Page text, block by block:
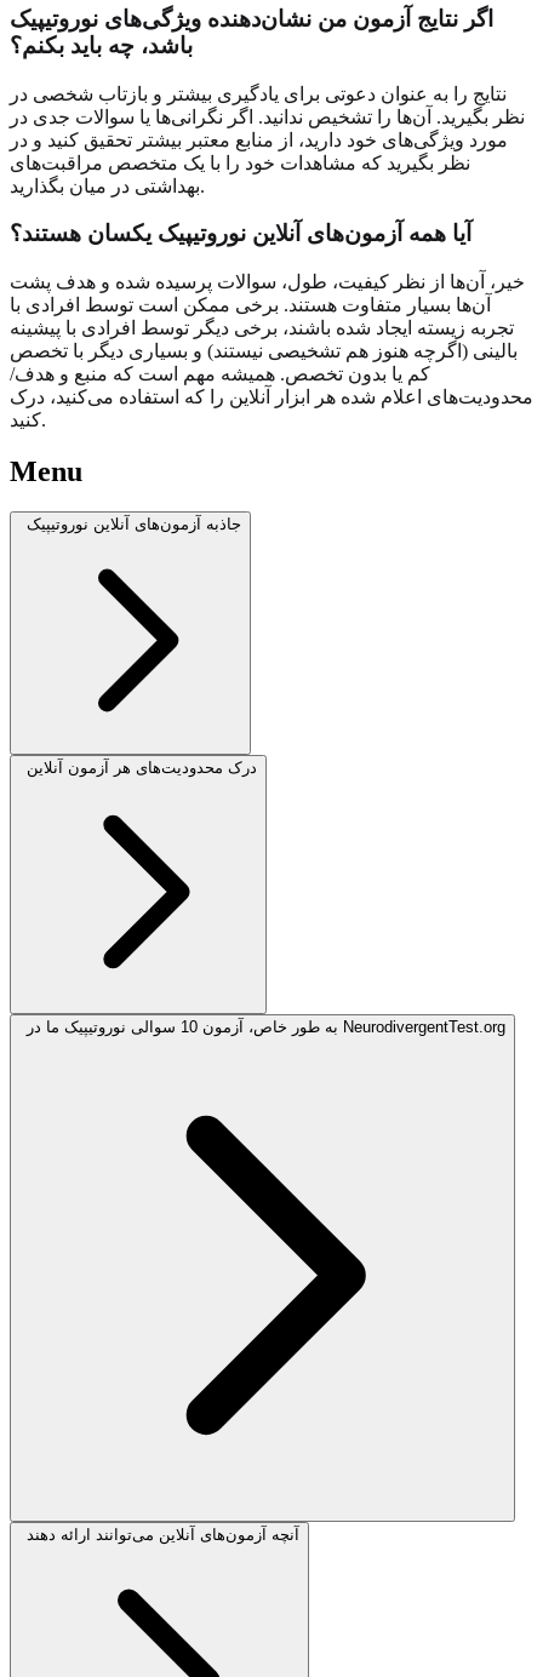
اگر نتایج آزمون من نشان‌دهنده ویژگی‌های نوروتیپیک
باشد، چه باید بکنم؟
نتایج را به عنوان دعوتی برای یادگیری بیشتر و بازتاب شخصی در
نظر بگیرید. آن‌ها را تشخیص ندانید. اگر نگرانی‌ها یا سوالات جدی در
مورد ویژگی‌های خود دارید، از منابع معتبر بیشتر تحقیق کنید و در
نظر بگیرید که مشاهدات خود را با یک متخصص مراقبت‌های
بهداشتی در میان بگذارید.
آیا همه آزمون‌های آنلاین نوروتیپیک یکسان هستند؟
خیر، آن‌ها از نظر کیفیت، طول، سوالات پرسیده شده و هدف پشت
آن‌ها بسیار متفاوت هستند. برخی ممکن است توسط افرادی با
تجربه زیسته ایجاد شده باشند، برخی دیگر توسط افرادی با پیشینه
بالینی (اگرچه هنوز هم تشخیصی نیستند) و بسیاری دیگر با تخصص
کم یا بدون تخصص. همیشه مهم است که منبع و هدف/
محدودیت‌های اعلام شده هر ابزار آنلاین را که استفاده می‌کنید، درک
کنید.
Menu
جاذبه آزمون‌های آنلاین نوروتیپیک
درک محدودیت‌های هر آزمون آنلاین
به طور خاص، آزمون 10 سوالی نوروتیپیک ما در NeurodivergentTest.org
آنچه آزمون‌های آنلاین می‌توانند ارائه دهند